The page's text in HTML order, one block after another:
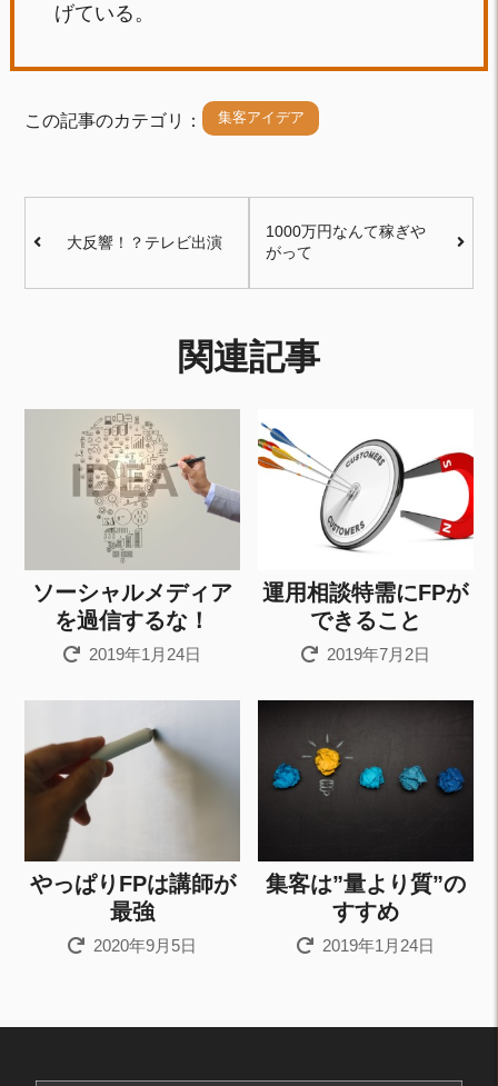
げている。
この記事のカテゴリ： 集客アイデア
大反響！？テレビ出演
1000万円なんて稼ぎや
がって
関連記事
ソーシャルメディア
を過信するな！
2019年1月24日
運用相談特需にFPが
できること
2019年7月2日
やっぱりFPは講師が
最強
2020年9月5日
集客は”量より質”の
すすめ
2019年1月24日